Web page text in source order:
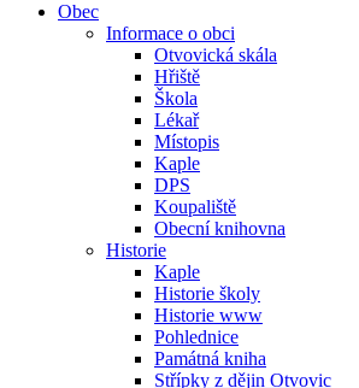
Obec
Informace o obci
Otvovická skála
Hřiště
Škola
Lékař
Místopis
Kaple
DPS
Koupaliště
Obecní knihovna
Historie
Kaple
Historie školy
Historie www
Pohlednice
Památná kniha
Střípky z dějin Otvovic